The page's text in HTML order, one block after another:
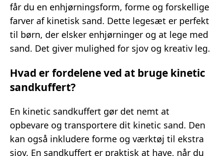
får du en enhjørningsform, forme og forskellige
farver af kinetisk sand. Dette legesæt er perfekt
til børn, der elsker enhjørninger og at lege med
sand. Det giver mulighed for sjov og kreativ leg.
Hvad er fordelene ved at bruge kinetic
sandkuffert?
En kinetic sandkuffert gør det nemt at
opbevare og transportere dit kinetic sand. Den
kan også inkludere forme og værktøj til ekstra
sjov. En sandkuffert er praktisk at have, når du